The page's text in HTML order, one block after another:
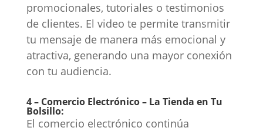
promocionales, tutoriales o testimonios
de clientes. El video te permite transmitir
tu mensaje de manera más emocional y
atractiva, generando una mayor conexión
con tu audiencia.
4 – Comercio Electrónico – La Tienda en Tu
Bolsillo:
El comercio electrónico continúa